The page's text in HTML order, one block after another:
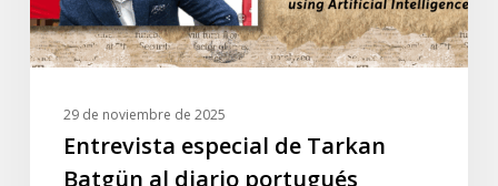
Record:
“Los
datos
29 de noviembre de 2025
Entrevista especial de Tarkan
Batgün al diario portugués